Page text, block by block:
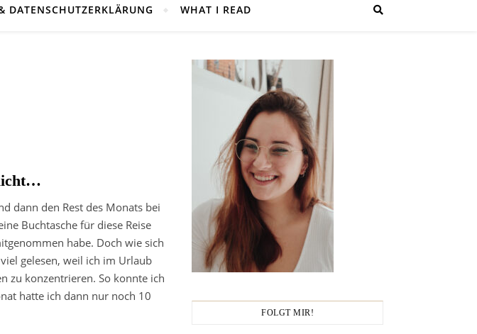
DATENSCHUTZERKLÄRUNG WHAT I READ
dann den Rest des Monats bei
Buchtasche für diese Reise
habe. Doch wie sich
gelesen, weil ich im Urlaub
zu konzentrieren. So konnte ich
hatte ich dann nur noch 10
FOLGT MIR!